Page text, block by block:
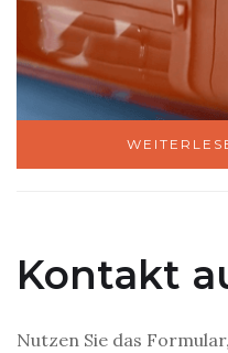
Kontakt
Nutzen Sie das